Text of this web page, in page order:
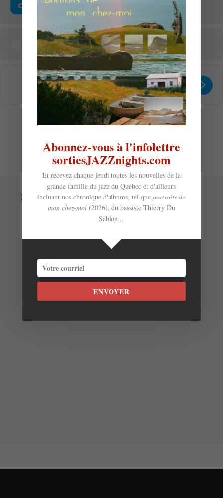
OTHER EVENTS
CALENDAR GOOGLECAL
Get
Directions
Address - Swing Ki Po et complices
Destination Address - Swing Ki
Laisser un commentaire
Abonnez-vous à l'infolettre
sortiesJAZZnights.com
Et recevez chaque jeudi toutes les nouvelles de la
grande famille du jazz du Québec et d'ailleurs
incluant nos chronique d'albums, tel queportraits de
mon chez-moi (2026), du bassiste Thierry Du
Sablon...
ENVOYER